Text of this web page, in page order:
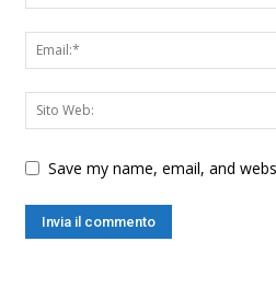
Save my name, email, and